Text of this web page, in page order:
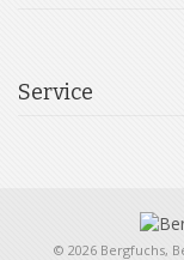
Service
© 2026 Bergfuchs,